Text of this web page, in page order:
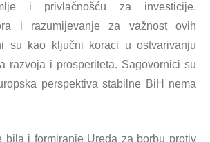
i privlačnošću za investicije.
i razumijevanje za važnost ovih
su kao ključni koraci u ostvarivanju
razvoja i prosperiteta. Sagovornici su
perspektiva stabilne BiH nema
bila i formiranje Ureda za borbu protiv